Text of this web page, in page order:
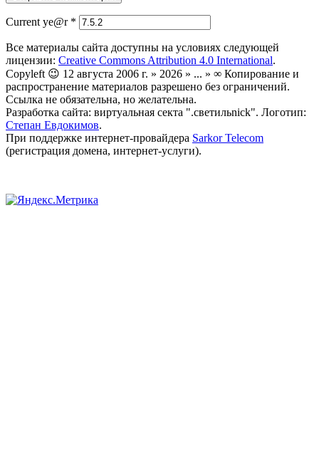
Current ye@r *
Все материалы сайта доступны на условиях следующей
лицензии: Creative Commons Attribution 4.0 International.
Copyleft 😉 12 августа 2006 г. » 2026 » ... » ∞ Копирование и
распространение материалов разрешено без ограничений.
Ссылка не обязательна, но желательна.
Разработка сайта: виртуальная секта ".светильnick". Логотип:
Степан Евдокимов.
При поддержке интернет-провайдера Sarkor Telecom
(регистрация домена, интернет-услуги).